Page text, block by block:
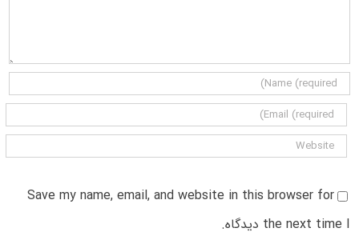
Save my name, email, and website in this browser for
the next time I دیدگاه.